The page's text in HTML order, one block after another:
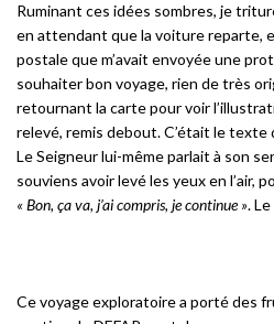
Ruminant ces idées sombres, je
en attendant que la voiture reparte,
postale que m’avait envoyée une
souhaiter bon voyage, rien de très
retournant la carte pour voir
relevé, remis debout. C’était le texte
Le Seigneur lui-même parlait à son
souviens avoir levé les yeux en l’air,
« Bon, ça va, j’ai compris, je continue ».
Ce voyage exploratoire a porté des